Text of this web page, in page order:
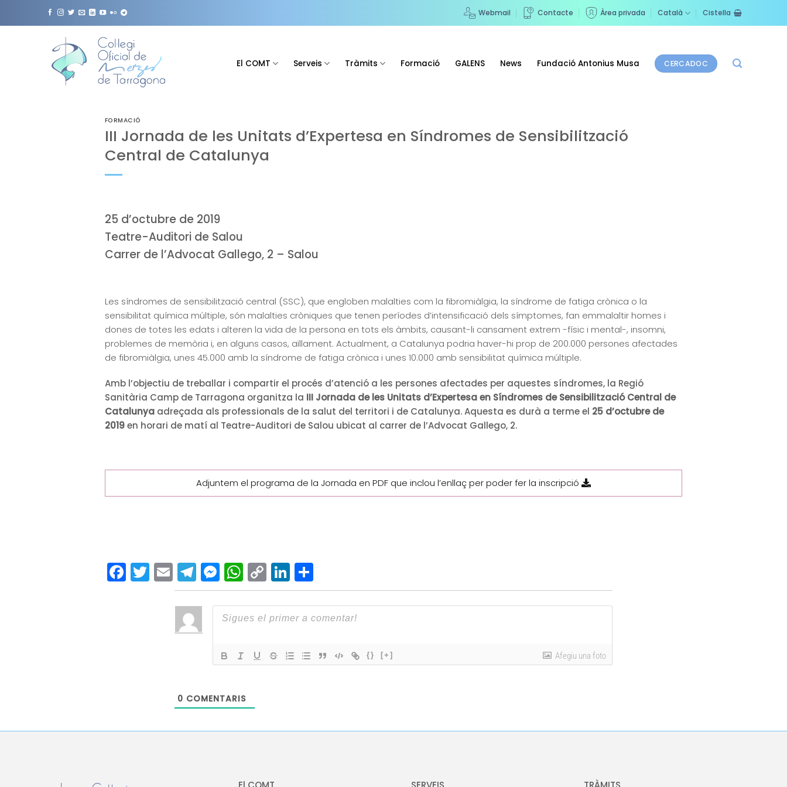
Webmail Contacte Àrea privada Català Cistella
El COMT Serveis Tràmits Formació GALENS News Fundació Antonius Musa CERCADOC
FORMACIÓ
III Jornada de les Unitats d’Expertesa en Síndromes de Sensibilització
Central de Catalunya
25 d’octubre de 2019
Teatre-Auditori de Salou
Carrer de l’Advocat Gallego, 2 – Salou
Les síndromes de sensibilització central (SSC), que engloben malalties com la fibromiàlgia, la síndrome de fatiga crònica o la
sensibilitat química múltiple, són malalties cròniques que tenen períodes d’intensificació dels símptomes, fan emmalaltir homes i
dones de totes les edats i alteren la vida de la persona en tots els àmbits, causant-li cansament extrem -físic i mental-, insomni,
problemes de memòria i, en alguns casos, aïllament. Actualment, a Catalunya podria haver-hi prop de 200.000 persones afectades
de fibromiàlgia, unes 45.000 amb la síndrome de fatiga crònica i unes 10.000 amb sensibilitat química múltiple.
Amb l’objectiu de treballar i compartir el procés d’atenció a les persones afectades per aquestes síndromes, la Regió
Sanitària Camp de Tarragona organitza la III Jornada de les Unitats d’Expertesa en Síndromes de Sensibilització Central de
Catalunyaadreçada als professionals de la salut del territori i de Catalunya. Aquesta es durà a terme el 25 d’octubre de
2019en horari de matí al Teatre-Auditori de Salou ubicat al carrer de l’Advocat Gallego, 2.
Adjuntem el programa de la Jornada en PDF que inclou l’enllaç per poder fer la inscripció
Facebook
Twitter
EmailTelegram
Messenger
WhatsApp
Copy
Link
LinkedIn
Comparteix
{} [+] Afegiu una foto
0 COMENTARIS